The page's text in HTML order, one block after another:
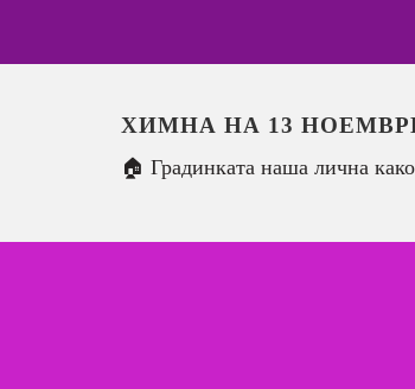
ХИМНА НА 13
🏠 Градинката наша лична